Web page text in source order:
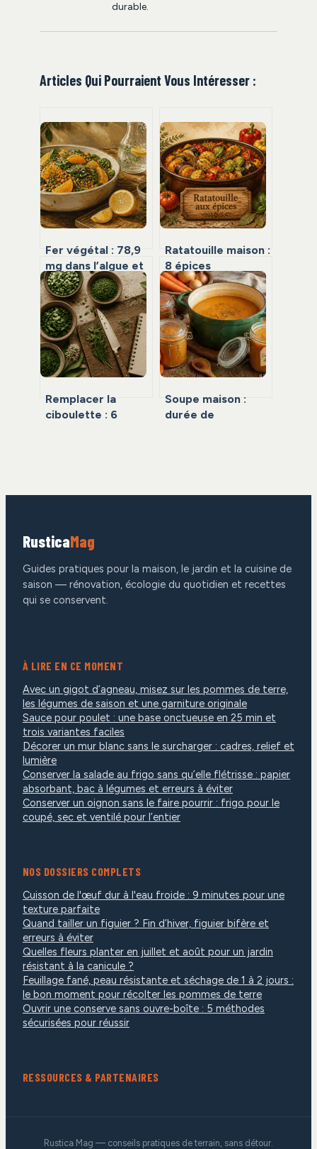
durable.
Articles Qui Pourraient Vous Intéresser :
Fer végétal : 78,9
mg dans l’algue et
les 3 réflexes pour
optimiser son
absorption
Ratatouille maison :
8 épices
indispensables
pour sublimer vos
légumes d’été
Remplacer la
ciboulette : 6
Soupe maison :
durée de
RusticaMag
Guides pratiques pour la maison, le jardin et la cuisine de
saison — rénovation, écologie du quotidien et recettes
qui se conservent.
À LIRE EN CE MOMENT
Avec un gigot d’agneau, misez sur les pommes de terre,
les légumes de saison et une garniture originale
Sauce pour poulet : une base onctueuse en 25 min et
trois variantes faciles
Décorer un mur blanc sans le surcharger : cadres, relief et
lumière
Conserver la salade au frigo sans qu’elle flétrisse : papier
absorbant, bac à légumes et erreurs à éviter
Conserver un oignon sans le faire pourrir : frigo pour le
coupé, sec et ventilé pour l’entier
NOS DOSSIERS COMPLETS
Cuisson de l'œuf dur à l'eau froide : 9 minutes pour une
texture parfaite
Quand tailler un figuier ? Fin d’hiver, figuier bifère et
erreurs à éviter
Quelles fleurs planter en juillet et août pour un jardin
résistant à la canicule ?
Feuillage fané, peau résistante et séchage de 1 à 2 jours :
le bon moment pour récolter les pommes de terre
Ouvrir une conserve sans ouvre-boîte : 5 méthodes
sécurisées pour réussir
RESSOURCES & PARTENAIRES
Rustica Mag — conseils pratiques de terrain, sans détour.